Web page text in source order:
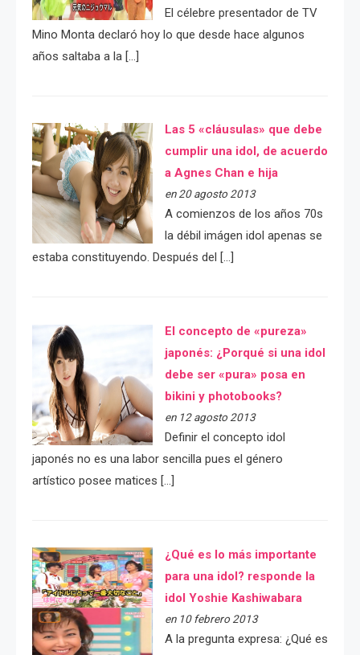
El célebre presentador de TV
Mino Monta declaró hoy lo que desde hace algunos
años saltaba a la […]
Las 5 «cláusulas» que debe
cumplir una idol, de acuerdo
a Agnes Chan e hija
en 20 agosto 2013
A comienzos de los años 70s
la débil imágen idol apenas se
estaba constituyendo. Después del […]
El concepto de «pureza»
japonés: ¿Porqué si una idol
debe ser «pura» posa en
bikini y photobooks?
en 12 agosto 2013
Definir el concepto idol
japonés no es una labor sencilla pues el género
artístico posee matices […]
¿Qué es lo más importante
para una idol? responde la
idol Yoshie Kashiwabara
en 10 febrero 2013
A la pregunta expresa: ¿Qué es